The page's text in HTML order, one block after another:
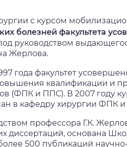
с курсом
болезней факультета
руководством
Жерлова.
года факультет
квалификации и
(ФПК и ППС). В 2007 году
в кафедру хирургии ФПК
профессора Г.К.
диссертаций, основана
500 публикаций